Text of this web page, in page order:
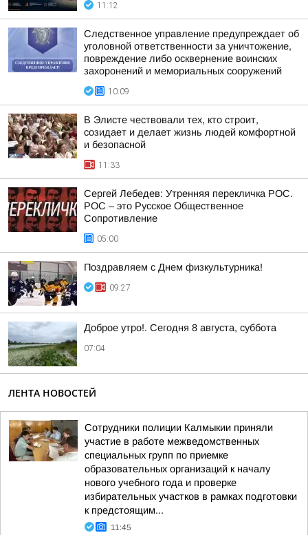
11:12
Следственное управление предупреждает об
уголовной ответственности за уничтожение,
повреждение либо осквернение воинских
захоронений и мемориальных сооружений
10:09
В Элисте чествовали тех, кто строит,
созидает и делает жизнь людей комфортной
и безопасной
11:33
Сергей Лебедев: Утренняя перекличка РОС.
РОС – это Русское Общественное
Сопротивление
05:00
Поздравляем с Днем физкультурника!
09:27
Доброе утро!. Сегодня 8 августа, суббота
07:04
ЛЕНТА НОВОСТЕЙ
Сотрудники полиции Калмыкии приняли
участие в работе межведомственных
специальных групп по приемке
образовательных организаций к началу
нового учебного года и проверке
избирательных участков в рамках подготовки
к предстоящим...
11:45